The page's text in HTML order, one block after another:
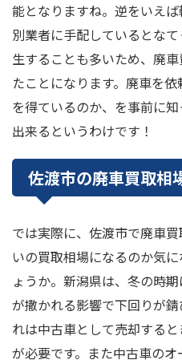
能となりますね。逆をいえ
別業者に手配しているとな
生することも多いため、廃
たことになります。廃車を
を得ているのか、を事前に
出来るというわけです！
佐渡市の廃車買取相
では実際に、佐渡市で廃車
いの買取相場になるのか気
ょうか。新潟県は、冬の時
が撒かれる影響で下回りが
れは中古車として売却する
が必要です。また中古車の